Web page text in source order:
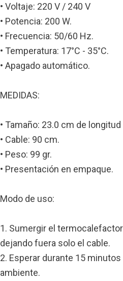
• Voltaje: 220 V / 240 V
• Potencia: 200 W.
• Frecuencia: 50/60 Hz.
• Temperatura: 17°C - 35°C.
• Apagado automático.
MEDIDAS:
• Tamaño: 23.0 cm de
• Cable: 90 cm.
• Peso: 99 gr.
• Presentación en empaque.
Modo de uso:
1. Sumergir el
dejando fuera solo el cable.
2. Esperar durante 15
ambiente.